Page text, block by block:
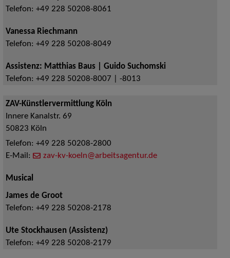
Telefon: +49 228 50208-8061
Vanessa Riechmann
Telefon: +49 228 50208-8049
Assistenz: Matthias Baus | Guido Suchomski
Telefon: +49 228 50208-8007 | -8013
ZAV-Künstlervermittlung Köln
Innere Kanalstr. 69
50823 Köln
Telefon: +49 228 50208-2800
E-Mail:
zav-kv-koeln@arbeitsagentur.de
Musical
James de Groot
Telefon: +49 228 50208-2178
Ute Stockhausen (Assistenz)
Telefon: +49 228 50208-2179